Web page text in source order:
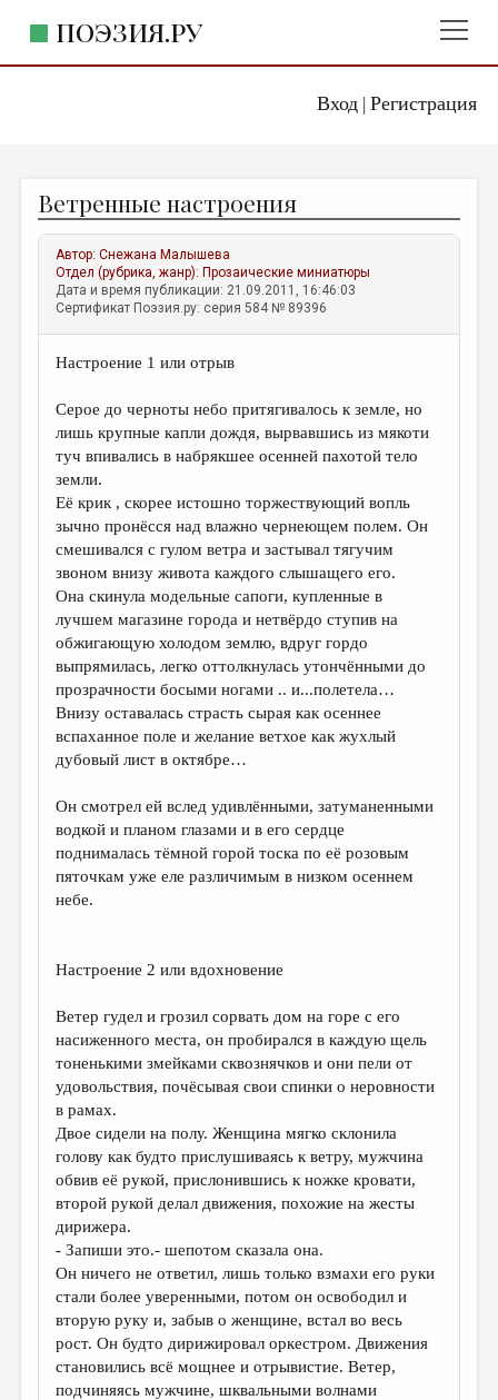
Вход| Регистрация
ПОЭЗИЯ.РУ
ЖАНРЫ
АВТОРЫ
КОММЕНТАРИИ
ЛИТСАЛОН
НОВОСТИ
ПРАВИЛА САЙТА
ОТДЕЛЫ И РУБРИКИ
ИЗБРАННОЕ
ДАЙДЖЕСТ
ПРОИЗВЕДЕНИЯ
ПЕРЕВОДЫ
КОНКУРСЫ
ДЕТСКАЯ КОМНАТА
КНИЖНАЯ ПОЛКА
ОБЗОР ЛИТЕРАТУРЫ
СТРАНИЦЫ ПАМЯТИ
ОБЪЯВЛЕНИЯ
КОЛОНКА РЕДАКТОРА
ОТ РЕДАКЦИИ
ЭССЕИСТИКА
ЛИТЕРАТУРОВЕДЕНИЕ
КУЛЬТУРОВЕДЕНИЕ
ПУБЛИЦИСТИКА
РЕЦЕНЗИРОВАНИЕ
ЦИКЛЫ ПУБЛИКАЦИЙ
ТРЕДИАКОВСКИЙ
МЕДИА
ВКОНТАКТЕ
Ветренные настроения
Автор:Снежана Малышева
Отдел (рубрика, жанр): Прозаические миниатюры
Дата и время публикации: 21.09.2011, 16:46:03
Сертификат Поэзия.ру: серия 584 № 89396
Настроение 1 или отрыв
Серое до черноты небо притягивалось к земле, но
лишь крупные капли дождя, вырвавшись из мякоти
туч впивались в набрякшее осенней пахотой тело
земли.
Её крик , скорее истошно торжествующий вопль
зычно пронёсся над влажно чернеющем полем. Он
смешивался с гулом ветра и застывал тягучим
звоном внизу живота каждого слышащего его.
Она скинула модельные сапоги, купленные в
лучшем магазине города и нетвёрдо ступив на
обжигающую холодом землю, вдруг гордо
выпрямилась, легко оттолкнулась утончёнными до
прозрачности босыми ногами .. и...полетела…
Внизу оставалась страсть сырая как осеннее
вспаханное поле и желание ветхое как жухлый
дубовый лист в октябре…
Он смотрел ей вслед удивлёнными, затуманенными
водкой и планом глазами и в его сердце
поднималась тёмной горой тоска по её розовым
пяточкам уже еле различимым в низком осеннем
небе.
Настроение 2 или вдохновение
Ветер гудел и грозил сорвать дом на горе с его
насиженного места, он пробирался в каждую щель
тоненькими змейками сквознячков и они пели от
удовольствия, почёсывая свои спинки о неровности
в рамах.
Двое сидели на полу. Женщина мягко склонила
голову как будто прислушиваясь к ветру, мужчина
обвив её рукой, прислонившись к ножке кровати,
второй рукой делал движения, похожие на жесты
дирижера.
- Запиши это.- шепотом сказала она.
Он ничего не ответил, лишь только взмахи его руки
стали более уверенными, потом он освободил и
вторую руку и, забыв о женщине, встал во весь
рост. Он будто дирижировал оркестром. Движения
становились всё мощнее и отрывистие. Ветер,
подчиняясь мужчине, шквальными волнами